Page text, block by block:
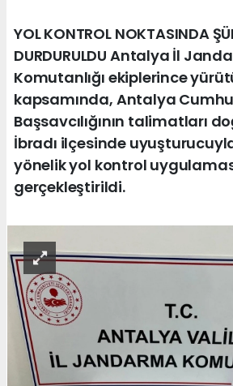
YOL KONTROL NOKTASINDA
DURDURULDU Antalya İl
Komutanlığı ekiplerince
kapsamında, Antalya
Başsavcılığının talimatları
İbradı ilçesinde
yönelik yol kontrol
gerçekleştirildi.